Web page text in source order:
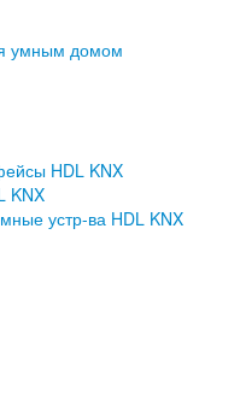
умным домом
HDL KNX
KNX
устр-ва HDL KNX